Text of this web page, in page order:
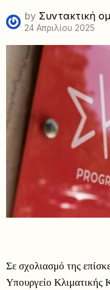
by Συντακτική
24 Απριλίου 2025
Σε σχολιασμό της
Υπουργείο Κλιματικής